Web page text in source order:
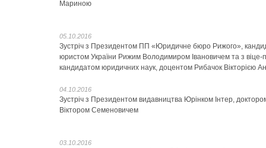
Мариною
05.10.2016
Зустріч з Президентом ПП «Юридичне бюро Рижого»,
юристом України Рижим Володимиром Івановичем та з
кандидатом юридичних наук, доцентом Рибачок Вікторією
04.10.2016
Зустріч з Президентом видавництва Юрінком Інтер,
Віктором Семеновичем
03.10.2016